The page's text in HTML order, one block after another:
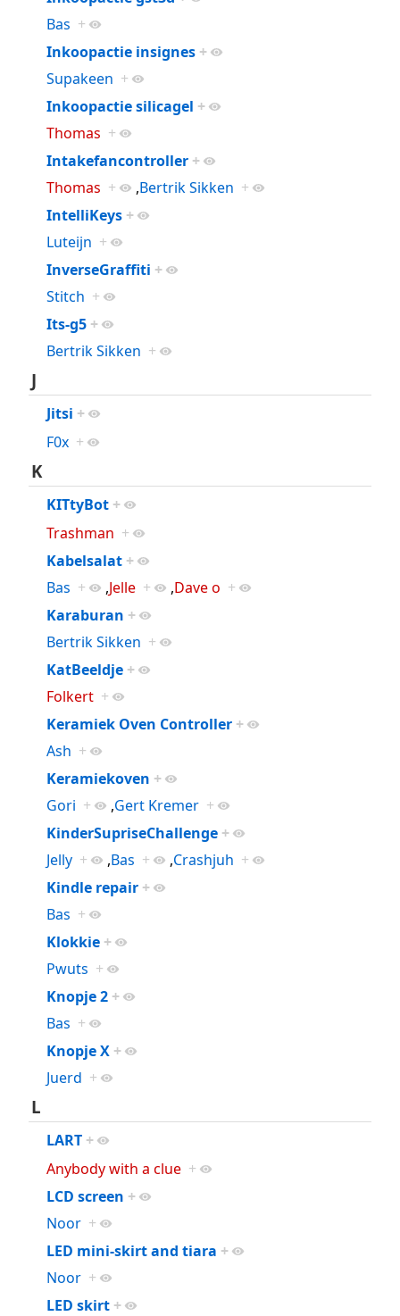
Bas +
Inkoopactie insignes +
Supakeen +
Inkoopactie silicagel +
Thomas +
Intakefancontroller +
Thomas + ,Bertrik Sikken +
IntelliKeys +
Luteijn +
InverseGraffiti +
Stitch +
Its-g5 +
Bertrik Sikken +
J
Jitsi +
F0x +
K
KITtyBot +
Trashman +
Kabelsalat +
Bas + ,Jelle + ,Dave o +
Karaburan +
Bertrik Sikken +
KatBeeldje +
Folkert +
Keramiek Oven Controller +
Ash +
Keramiekoven +
Gori + ,Gert Kremer +
KinderSupriseChallenge +
Jelly + ,Bas + ,Crashjuh +
Kindle repair +
Bas +
Klokkie +
Pwuts +
Knopje 2 +
Bas +
Knopje X +
Juerd +
L
LART +
Anybody with a clue +
LCD screen +
Noor +
LED mini-skirt and tiara +
Noor +
LED skirt +